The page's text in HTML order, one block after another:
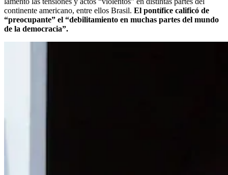
continente americano, entre ellos Brasil. El pontífice calificó de
“preocupante” el “debilitamiento en muchas partes del mundo
de la democracia”.